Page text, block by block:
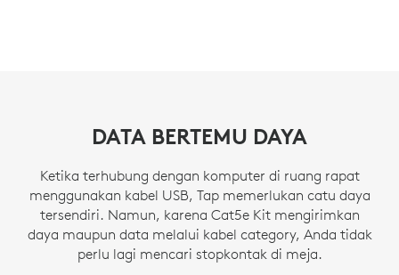
DATA BERTEMU DAYA
Ketika terhubung dengan komputer di ruang rapat
menggunakan kabel USB, Tap memerlukan catu daya
tersendiri. Namun, karena Cat5e Kit mengirimkan
daya maupun data melalui kabel category, Anda tidak
perlu lagi mencari stopkontak di meja.